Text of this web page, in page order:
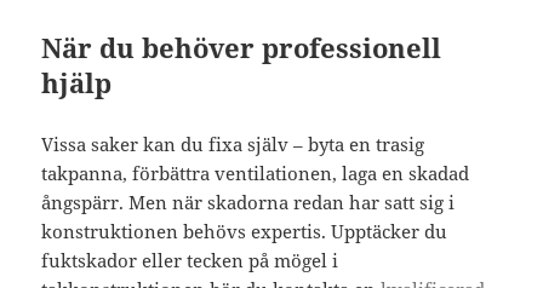
När du behöver professionell
hjälp
Vissa saker kan du fixa själv – byta en trasig
takpanna, förbättra ventilationen, laga en skadad
ångspärr. Men när skadorna redan har satt sig i
konstruktionen behövs expertis. Upptäcker du
fuktskador eller tecken på mögel i